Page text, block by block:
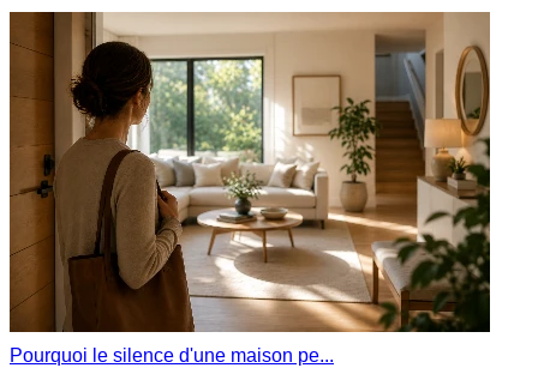
Pourquoi le silence d'une maison pe...